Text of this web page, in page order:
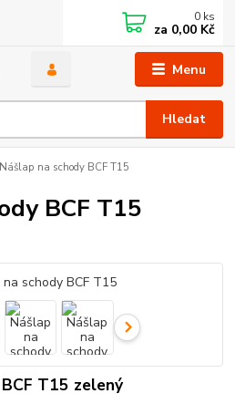
Menu
Hledat
0 ks
za 0,00 Kč
Nášlap na schody BCF T15
BCF T15
T15 zelený